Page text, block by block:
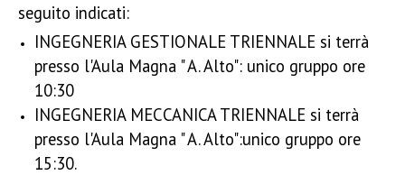
seguito indicati:
INGEGNERIA GESTIONALE TRIENNALE si terrà
presso l'Aula Magna " A. Alto": unico gruppo ore
10:30
INGEGNERIA MECCANICA TRIENNALE si terrà
presso l'Aula Magna " A. Alto":unico gruppo ore
15:30.